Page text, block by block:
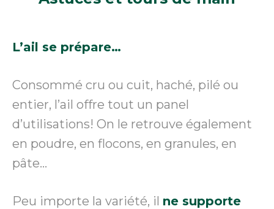
L’ail se prépare…
Consommé cru ou cuit, haché, pilé ou
entier, l’ail offre tout un panel
d’utilisations! On le retrouve également
en poudre, en flocons, en granules, en
pâte…
Peu importe la variété, il ne supporte